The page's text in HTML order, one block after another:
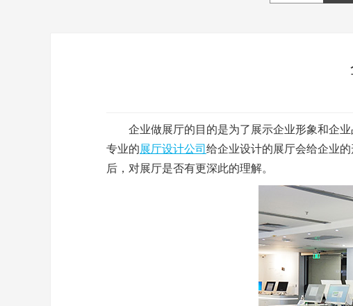
企业做展厅的目的是为了展示企业形象和企业
专业的展厅设计公司 给企业设计的展厅会给企业
后，对展厅是否有更深此的理解。